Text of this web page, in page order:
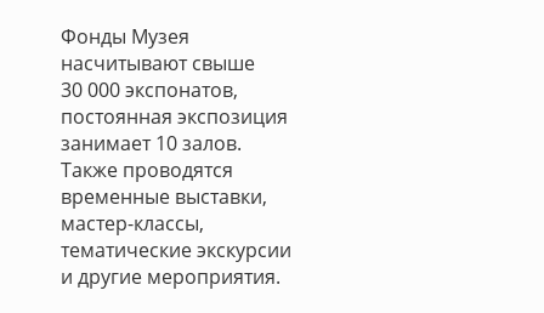
Фонды Музея
насчитывают свыше
30 000 экспонатов,
постоянная экспозиция
занимает 10 залов.
Также проводятся
временные выставки,
мастер-классы,
тематические экскурсии
и другие мероприятия.